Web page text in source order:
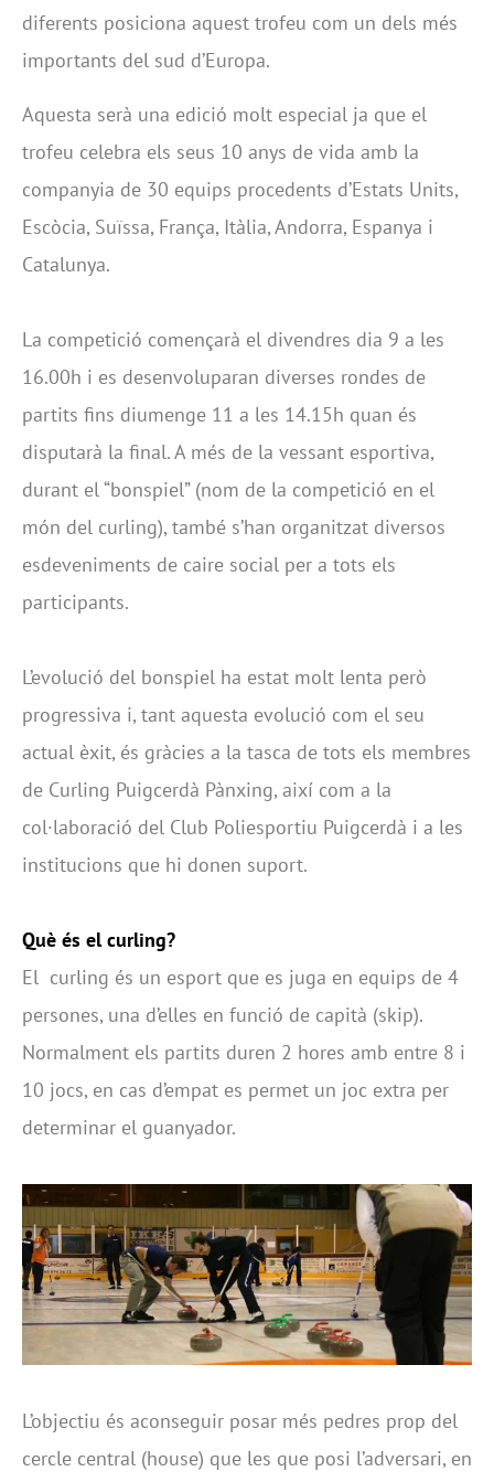
diferents posiciona aquest trofeu com un dels més
importants del sud d’Europa.
Aquesta serà una edició molt especial ja que el
trofeu celebra els seus 10 anys de vida amb la
companyia de 30 equips procedents d’Estats Units,
Escòcia, Suïssa, França, Itàlia, Andorra, Espanya i
Catalunya.
La competició començarà el divendres dia 9 a les
16.00h i es desenvoluparan diverses rondes de
partits fins diumenge 11 a les 14.15h quan és
disputarà la final. A més de la vessant esportiva,
durant el “bonspiel” (nom de la competició en el
món del curling), també s’han organitzat diversos
esdeveniments de caire social per a tots els
participants.
L’evolució del bonspiel ha estat molt lenta però
progressiva i, tant aquesta evolució com el seu
actual èxit, és gràcies a la tasca de tots els membres
de Curling Puigcerdà Pànxing, així com a la
col·laboració del Club Poliesportiu Puigcerdà i a les
institucions que hi donen suport.
Què és el curling?
El curling és un esport que es juga en equips de 4
persones, una d’elles en funció de capità (skip).
Normalment els partits duren 2 hores amb entre 8 i
10 jocs, en cas d’empat es permet un joc extra per
determinar el guanyador.
L’objectiu és aconseguir posar més pedres prop del
cercle central (house) que les que posi l’adversari, en